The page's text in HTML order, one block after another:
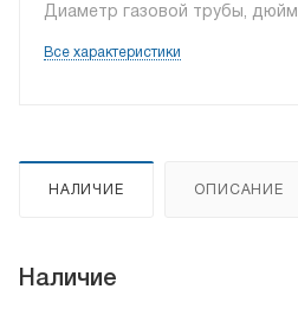
Диаметр газовой трубы, дюйм
Все характеристики
НАЛИЧИЕ ОПИСАНИЕ
Наличие